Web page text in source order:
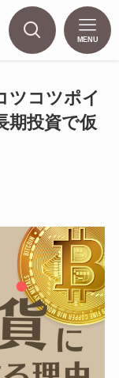
MENU
ツコツポイ
期投資で仮